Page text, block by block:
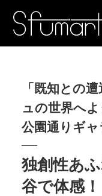
「既知との
ュの世界へ
公園通りギャ
独創性あ
谷で体感